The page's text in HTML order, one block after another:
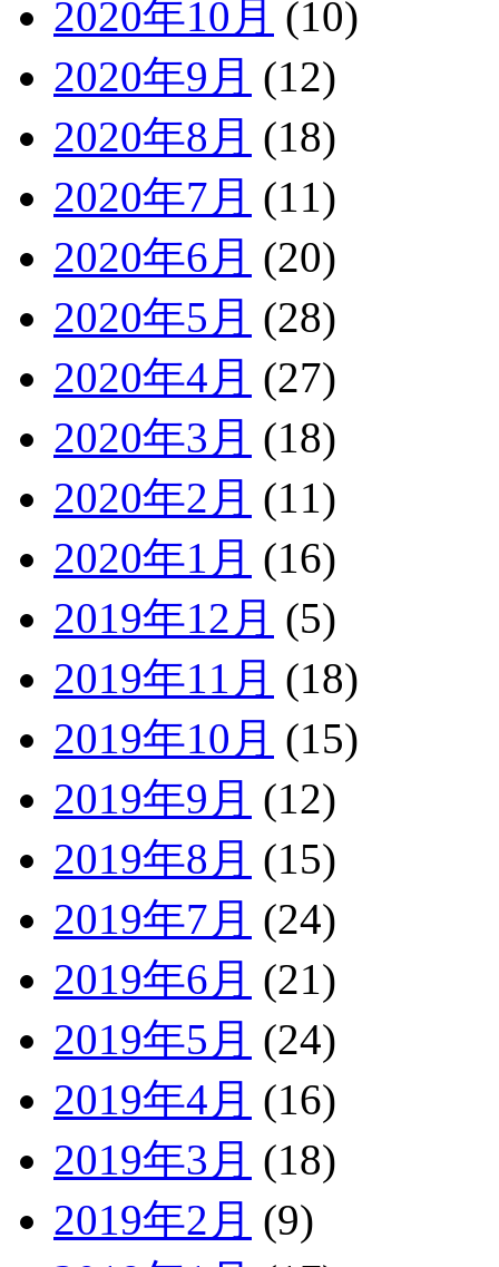
2020年10月 (10)
2020年9月 (12)
2020年8月 (18)
2020年7月 (11)
2020年6月 (20)
2020年5月 (28)
2020年4月 (27)
2020年3月 (18)
2020年2月 (11)
2020年1月 (16)
2019年12月 (5)
2019年11月 (18)
2019年10月 (15)
2019年9月 (12)
2019年8月 (15)
2019年7月 (24)
2019年6月 (21)
2019年5月 (24)
2019年4月 (16)
2019年3月 (18)
2019年2月 (9)